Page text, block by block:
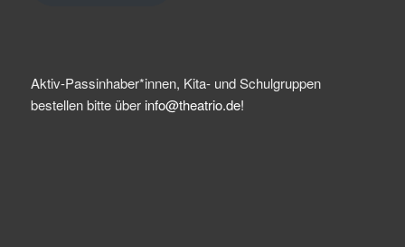
Aktiv-Passinhaber*innen, Kita- und Schulgruppen
bestellen bitte über info@theatrio.de!